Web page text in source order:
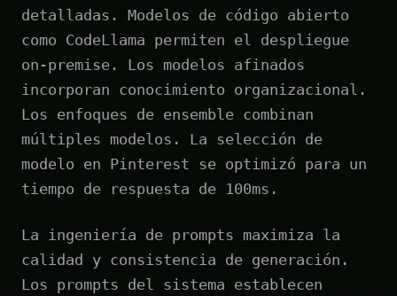
detalladas. Modelos de código abierto
como CodeLlama permiten el despliegue
on-premise. Los modelos afinados
incorporan conocimiento organizacional.
Los enfoques de ensemble combinan
múltiples modelos. La selección de
modelo en Pinterest se optimizó para un
tiempo de respuesta de 100ms.
La ingeniería de prompts maximiza la
calidad y consistencia de generación.
Los prompts del sistema establecen